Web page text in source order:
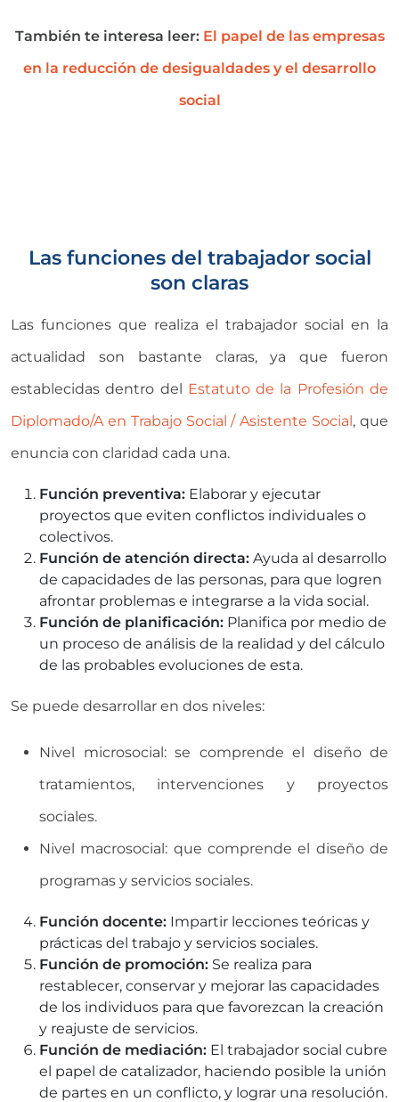
También te interesa leer: El papel de las empresas
en la reducción de desigualdades y el desarrollo
social
Las funciones del trabajador social
son claras
Las funciones que realiza el trabajador social en la
actualidad son bastante claras, ya que fueron
establecidas dentro del Estatuto de la Profesión de
Diplomado/A en Trabajo Social / Asistente Social, que
enuncia con claridad cada una.
Función preventiva: Elaborar y ejecutar
proyectos que eviten conflictos individuales o
colectivos.
Función de atención directa: Ayuda al desarrollo
de capacidades de las personas, para que logren
afrontar problemas e integrarse a la vida social.
Función de planificación: Planifica por medio de
un proceso de análisis de la realidad y del cálculo
de las probables evoluciones de esta.
Se puede desarrollar en dos niveles:
Nivel microsocial: se comprende el diseño de
tratamientos, intervenciones y proyectos
sociales.
Nivel macrosocial: que comprende el diseño de
programas y servicios sociales.
Función docente: Impartir lecciones teóricas y
prácticas del trabajo y servicios sociales.
Función de promoción: Se realiza para
restablecer, conservar y mejorar las capacidades
de los individuos para que favorezcan la creación
y reajuste de servicios.
Función de mediación: El trabajador social cubre
el papel de catalizador, haciendo posible la unión
de partes en un conflicto, y lograr una resolución.